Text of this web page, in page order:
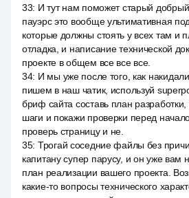
33: И тут нам поможет старый
пауэрс это вообще ультимативная
которые должны стоять у всех там и
отладка, и написание технической
проекте в общем все все все.
34: И мы уже после того, как
пишем в наш чатик, используй
бриф сайта составь план
шаги и покажи проверки перед
проверь страницу и не.
35: Трогай соседние файлы без
капитану супер парусу, и он уже вам
план реализации вашего проекта.
какие-то вопросы технического